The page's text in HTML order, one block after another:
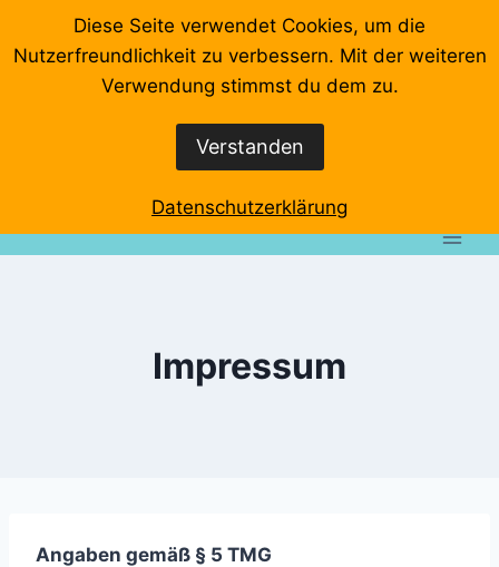
Inhalt
Startseite Videos Veranstaltungen Interviews
Event-Rundgänge
Impressum
Angaben gemäß § 5 TMG
Diese Seite verwendet Cookies, um die
Nutzerfreundlichkeit zu verbessern. Mit der weiteren
Verwendung stimmst du dem zu.
Verstanden
Datenschutzerklärung